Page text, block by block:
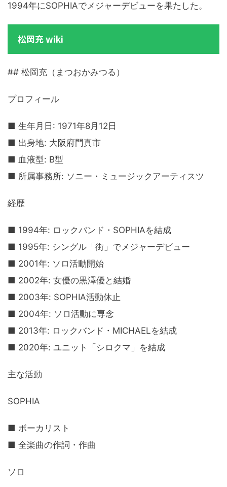
1994年にSOPHIAでメジャーデビューを果たした。
松岡充 wiki
## 松岡充（まつおかみつる）
プロフィール
■ 生年月日: 1971年8月12日
■ 出身地: 大阪府門真市
■ 血液型: B型
■ 所属事務所: ソニー・ミュージックアーティスツ
経歴
■ 1994年: ロックバンド・SOPHIAを結成
■ 1995年: シングル「街」でメジャーデビュー
■ 2001年: ソロ活動開始
■ 2002年: 女優の黒澤優と結婚
■ 2003年: SOPHIA活動休止
■ 2004年: ソロ活動に専念
■ 2013年: ロックバンド・MICHAELを結成
■ 2020年: ユニット「シロクマ」を結成
主な活動
SOPHIA
■ ボーカリスト
■ 全楽曲の作詞・作曲
ソロ